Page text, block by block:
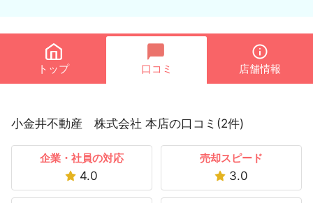
トップ 口コミ 店舗情報
小金井不動産 株式会社 本店の口コミ(2件)
企業・社員の対応
4.0
売却スピード
3.0